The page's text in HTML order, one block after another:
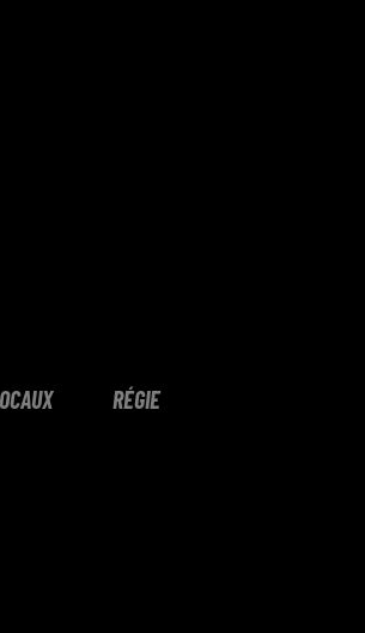
RÉGIE